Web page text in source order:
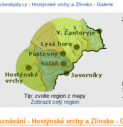
- Hostýnské vrchy a Zlínsko - Galerie
Tip: zvolte region z mapy
Zobrazit celý region
- Hostýnské vrchy a Zlínsko -